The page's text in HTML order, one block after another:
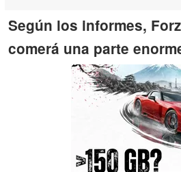
Según los informes,
comerá una parte